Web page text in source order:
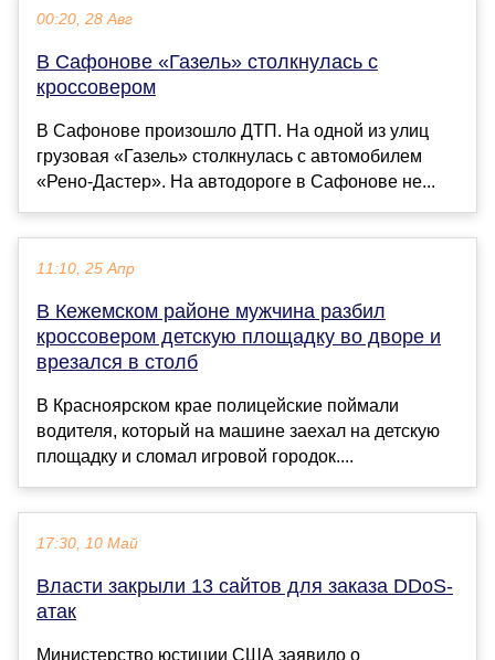
00:20, 28 Авг
В Сафонове «Газель» столкнулась с
кроссовером
В Сафонове произошло ДТП. На одной из улиц
грузовая «Газель» столкнулась с автомобилем
«Рено-Дастер». На автодороге в Сафонове не...
11:10, 25 Апр
В Кежемском районе мужчина разбил
кроссовером детскую площадку во дворе и
врезался в столб
В Красноярском крае полицейские поймали
водителя, который на машине заехал на детскую
площадку и сломал игровой городок....
17:30, 10 Май
Власти закрыли 13 сайтов для заказа DDoS-
атак
Министерство юстиции США заявило о